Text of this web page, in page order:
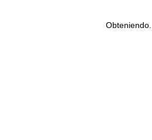
Obteniendo...